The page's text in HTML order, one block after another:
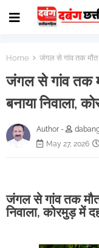
Home जंगल से गांव तक मौत
जंगल से गांव तक
बनाया निवाला,
Author -
May 27, 2026
जंगल से गांव तक
निवाला, कोरमुड़ में